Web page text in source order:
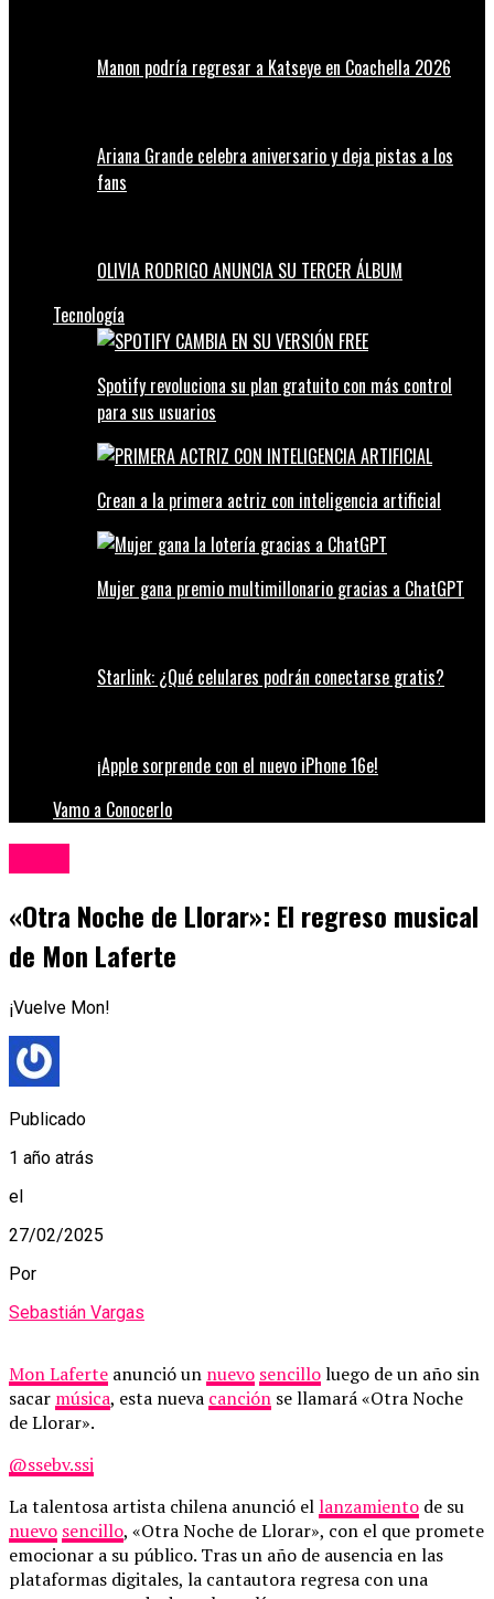
Manon podría regresar a Katseye en Coachella 2026
Ariana Grande celebra aniversario y deja pistas a los
fans
OLIVIA RODRIGO ANUNCIA SU TERCER ÁLBUM
Tecnología
Spotify revoluciona su plan gratuito con más control
para sus usuarios
Crean a la primera actriz con inteligencia artificial
Mujer gana premio multimillonario gracias a ChatGPT
Starlink: ¿Qué celulares podrán conectarse gratis?
¡Apple sorprende con el nuevo iPhone 16e!
Vamo a Conocerlo
«Otra Noche de Llorar»: El regreso musical
de Mon Laferte
¡Vuelve Mon!
Publicado
1 año atrás
el
27/02/2025
Por
Sebastián Vargas
Mon Laferte anunció un nuevo sencilloluego de un año sin
sacar música, esta nueva canción se llamará «Otra Noche
de Llorar».
@ssebv.ssj
La talentosa artista chilena anunció ellanzamiento de su
nuevo sencillo, «Otra Noche de Llorar», con el que promete
emocionar a su público. Tras un año de ausencia en las
plataformas digitales, la cantautora regresa con una